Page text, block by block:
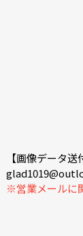
【画像データ送
※営業メールに